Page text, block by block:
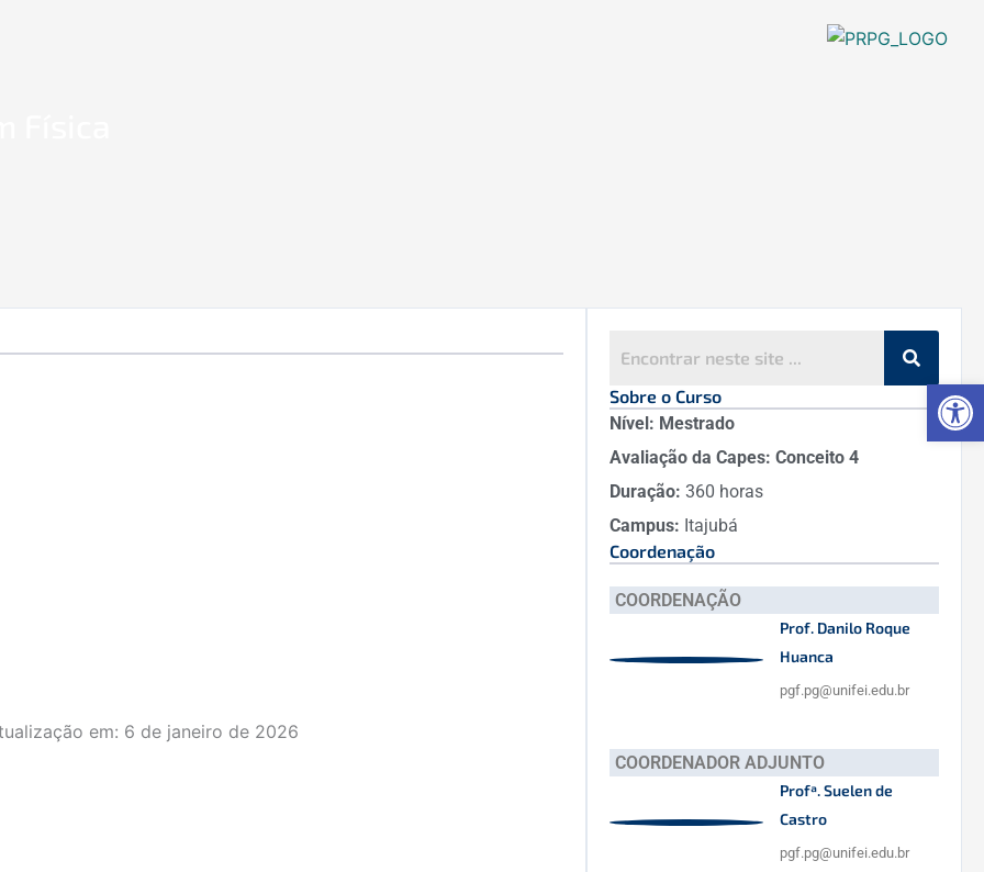
em: 6 de janeiro de 2026
Sobre o Curso
Nível: Mestrado
Avaliação da Capes: Conceito 4
Duração: 360 horas
Campus: Itajubá
Coordenação
COORDENAÇÃO
Prof. Danilo Roque
Huanca
pgf.pg@unifei.edu.br
COORDENADOR ADJUNTO
Profª. Suelen de
Castro
pgf.pg@unifei.edu.br